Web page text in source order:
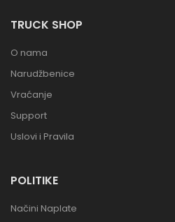
TRUCK SHOP
O nama
Narudžbenice
Vraćanje
Support
Uslovi i Pravila
POLITIKE
Načini Naplate